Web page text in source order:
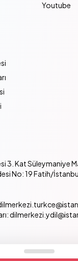
Youtube
3. Kat Süleymaniye
No: 19 Fatih/
Dil Merkezi - © 2024